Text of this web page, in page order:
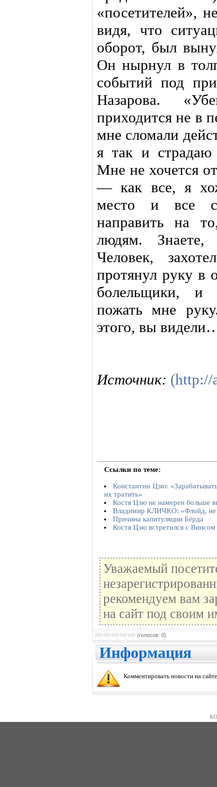
«посетителей»,
видя, что
оборот, был
Он нырнул в
событий под
Назарова.
приходится не в
мне сломали
я так и страдаю
Мне не хочется
— как все, я
место и все
направить на
людям. Знаете,
Человек,
протянул руку в
болельщики, и
пожать мне
этого, вы
Источник: (http://
Ссылки по теме:
Константин Цзю:
их тратить»
Костя Цзю не намерен больше
Владимир КЛИЧКО: «Флойд, не
Причина капитуляции Бёрда
Костя Цзю встретился с
Уважаемый
рекомендуем вам
на сайт под своим
(голосов: 0)
Информация
Комментировать новости на